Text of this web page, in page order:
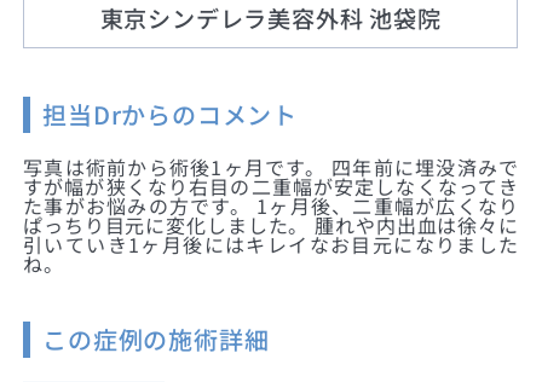
東京シンデレラ美容外科 池袋院
担当Drからのコメント
写真は術前から術後1ヶ月です。 四年前に埋没済みで
すが幅が狭くなり右目の二重幅が安定しなくなってき
た事がお悩みの方です。 1ヶ月後、二重幅が広くなり
ぱっちり目元に変化しました。 腫れや内出血は徐々に
引いていき1ヶ月後にはキレイなお目元になりました
ね。
この症例の施術詳細